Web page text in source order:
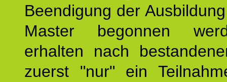
Beendigung der
Master begonnen
erhalten nach
zuerst "nur" ein